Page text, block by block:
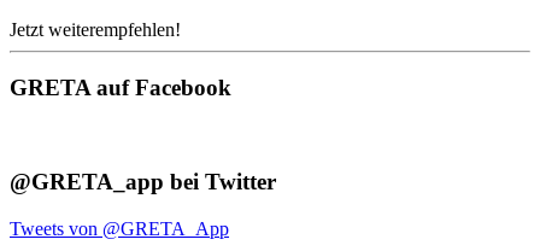
Jetzt weiterempfehlen!
GRETA auf Facebook
@GRETA_app bei Twitter
Tweets von @GRETA_App